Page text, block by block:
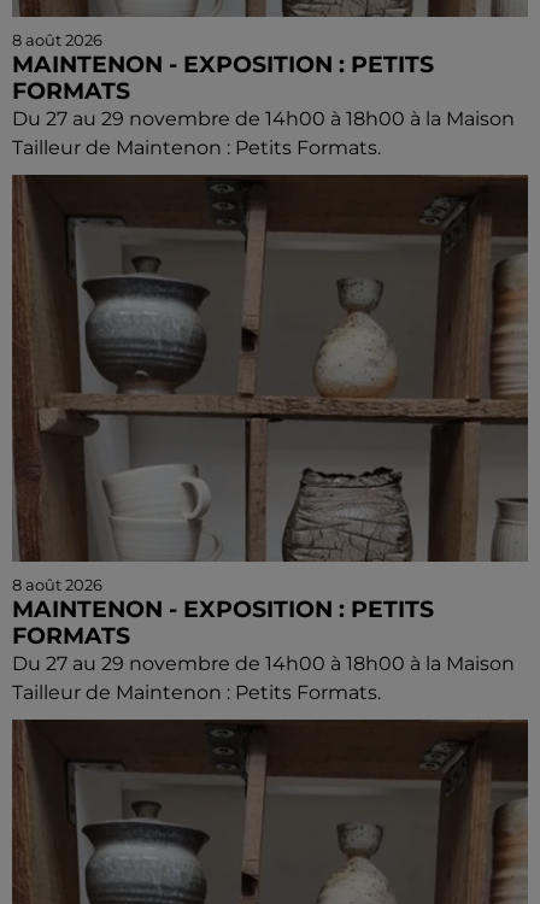
8 août 2026
MAINTENON - EXPOSITION : PETITS
FORMATS
Du 27 au 29 novembre de 14h00 à 18h00 à la Maison
Tailleur de Maintenon : Petits Formats.
8 août 2026
MAINTENON - EXPOSITION : PETITS
FORMATS
Du 27 au 29 novembre de 14h00 à 18h00 à la Maison
Tailleur de Maintenon : Petits Formats.